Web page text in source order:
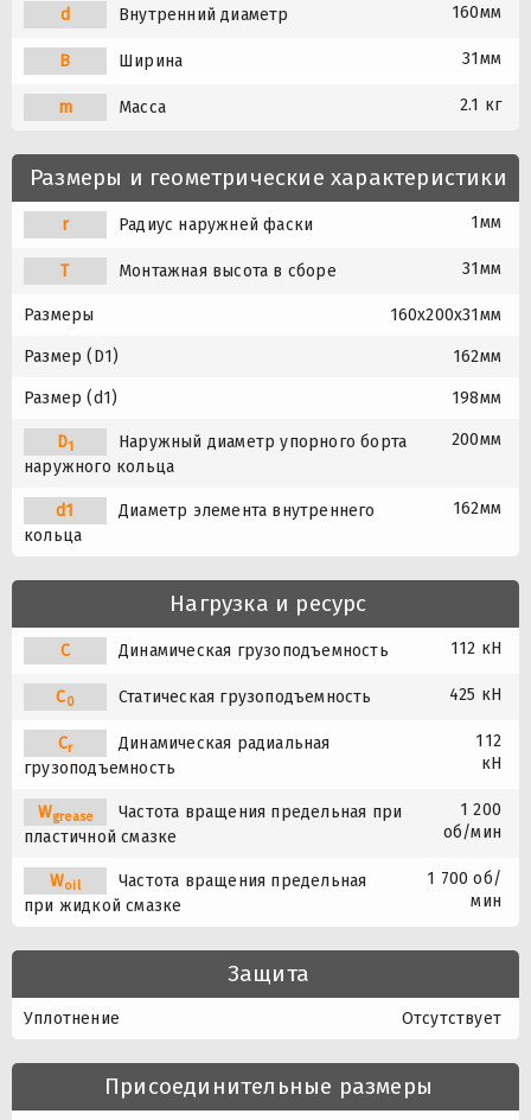
d Внутренний диаметр 160мм
B Ширина 31мм
m Масса 2.1 кг
Размеры и геометрические характеристики
r Радиус наружней фаски 1мм
T Монтажная высота в сборе 31мм
Размеры 160x200x31мм
Размер (D1) 162мм
Размер (d1) 198мм
D1
Наружный диаметр упорного борта
наружного кольца
200мм
d1
Диаметр элемента внутреннего
кольца
162мм
Нагрузка и ресурс
C Динамическая грузоподъемность 112 кН
C0 Статическая грузоподъемность 425 кН
Cr
Динамическая радиальная
грузоподъемность
112
кН
Wgrease
Частота вращения предельная при
пластичной смазке
1 200
об/мин
Woil
Частота вращения предельная
при жидкой смазке
1 700 об/
мин
Защита
Уплотнение Отсутствует
Присоединительные размеры